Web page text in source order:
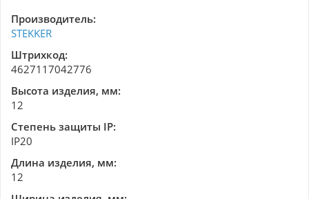
Производитель:
STEKKER
Штрихкод:
4627117042776
Высота изделия, мм:
12
Степень защиты IP:
IP20
Длина изделия, мм:
12